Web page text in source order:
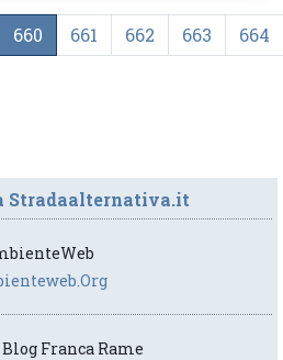
660 661 662 663 664
Stradaalternativa.it
Franca Rame